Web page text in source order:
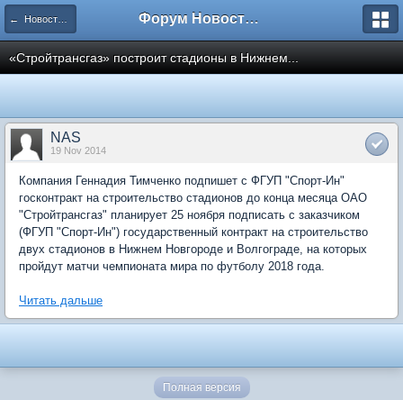
← Новости рынка недвижимости Форум Новостройки
«Стройтрансгаз» построит стадионы в Нижнем...
NAS
19 Nov 2014
Компания Геннадия Тимченко подпишет с ФГУП "Спорт-Ин"
госконтракт на строительство стадионов до конца месяца ОАО
"Стройтрансгаз" планирует 25 ноября подписать с заказчиком
(ФГУП "Спорт-Ин") государственный контракт на строительство
двух стадионов в Нижнем Новгороде и Волгограде, на которых
пройдут матчи чемпионата мира по футболу 2018 года.
Читать дальше
Полная версия